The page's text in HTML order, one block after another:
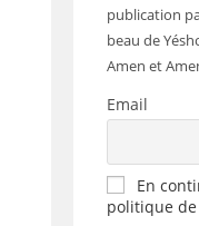
publication
beau de
Amen et
Email
En
politique